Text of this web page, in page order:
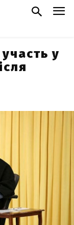
у